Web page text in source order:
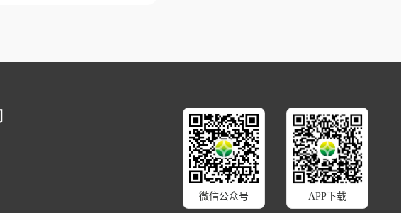
微信公众号 APP下载